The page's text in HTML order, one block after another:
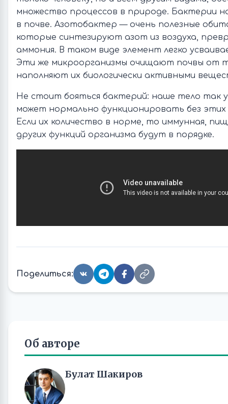
множество процессов в природе. Бактерии
в почве. Азотобактер — очень полезные
которые синтезируют азот из воздуха,
аммония. В таком виде элемент легко
Эти же микроорганизмы очищают почвы от
наполняют их биологически активными
Не стоит бояться бактерий: наше тело так
может нормально функционировать без
Если их количество в норме, то иммунная,
других функций организма будут в порядке.
Поделиться:
Об авторе
Булат Шакиров